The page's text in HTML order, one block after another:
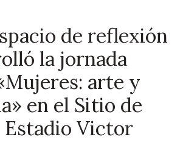
de reflexión
la jornada
arte y
en el Sitio de
Victor